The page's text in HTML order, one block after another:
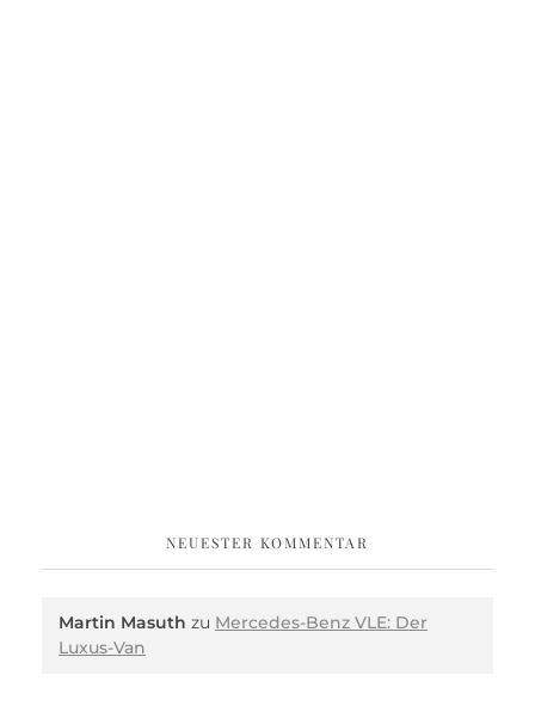
NEUESTER KOMMENTAR
Martin Masuth zu Mercedes-Benz VLE: Der
Luxus-Van